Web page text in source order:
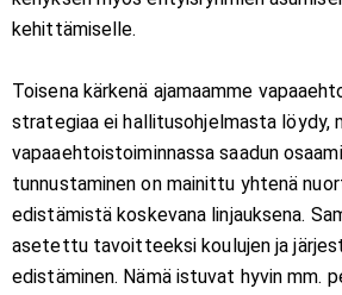
kehittämiselle.
Toisena kärkenä ajamaamme
strategiaa ei hallitusohjelmasta löydy,
vapaaehtoistoiminnassa saadun
tunnustaminen on mainittu yhtenä
edistämistä koskevana linjauksena.
asetettu tavoitteeksi koulujen ja
edistäminen. Nämä istuvat hyvin mm.